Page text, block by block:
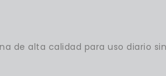
de alta calidad para uso diario sin